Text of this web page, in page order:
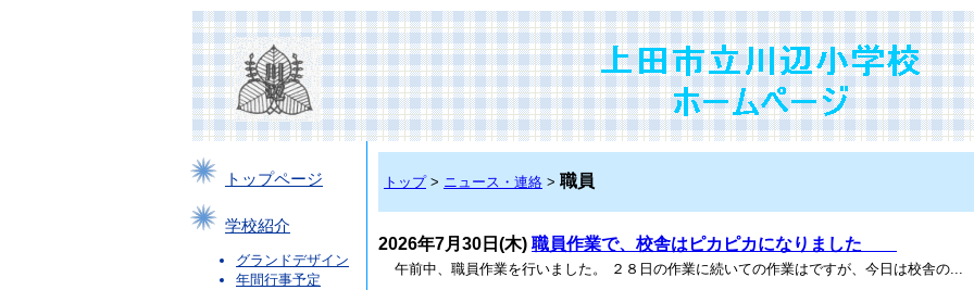
トップページ
学校紹介
グランドデザイン
年間行事予定
トップ> ニュース・連絡 > 職員
2026年7月30日(木) 職員作業で、校舎はピカピカになりました
午前中、職員作業を行いました。 ２８日の作業に続いての作業はですが、今日は校舎の...